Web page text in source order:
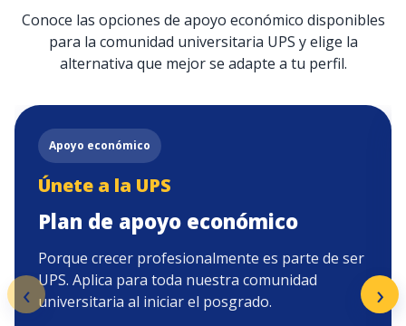
Conoce las opciones de apoyo económico disponibles
para la comunidad universitaria UPS y elige la
alternativa que mejor se adapte a tu perfil.
‹
Apoyo económico
Únete a la UPS
Plan de apoyo económico
Porque crecer profesionalmente es parte de ser
UPS. Aplica para toda nuestra comunidad
universitaria al iniciar el posgrado.
›